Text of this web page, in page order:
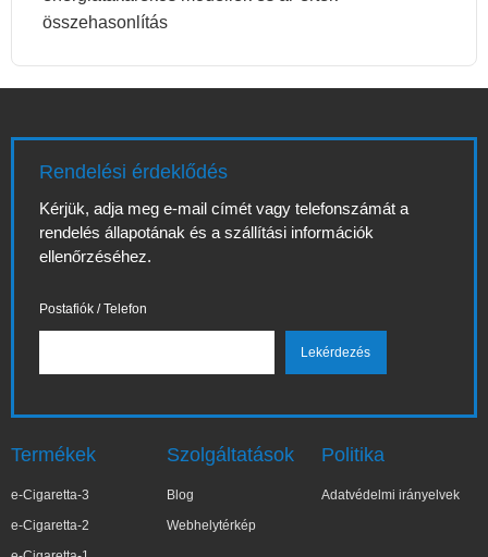
összehasonlítás
Rendelési érdeklődés
Kérjük, adja meg e-mail címét vagy telefonszámát a
rendelés állapotának és a szállítási információk
ellenőrzéséhez.
Postafiók / Telefon
Termékek
e-Cigaretta-3
e-Cigaretta-2
Szolgáltatások
Blog
Webhelytérkép
Politika
Adatvédelmi irányelvek